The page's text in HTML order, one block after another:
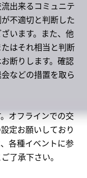
出来るコミュニテ
不適切と判断した
います。また、他
はそれ相当と判断
断りします。確認
などの措置を取ら
オフラインでの交
定お願いしており
各種イベントに参
了承下さい。